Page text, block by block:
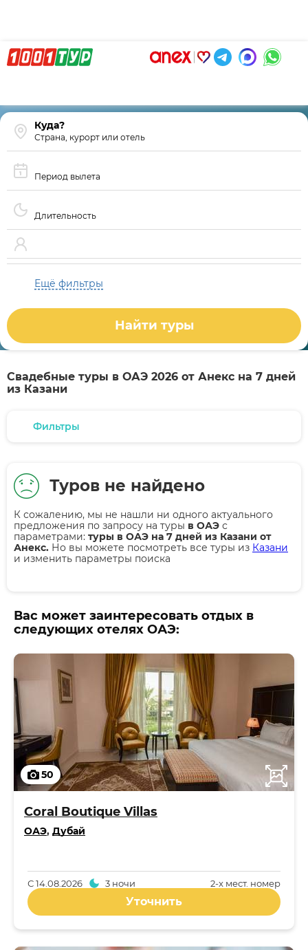
Страна, курорт или отель
Период вылета
Длительность
Ещё фильтры
Найти туры
Свадебные туры в ОАЭ 2026 от Анекс на 7 дней
из Казани
Фильтры
Туров не найдено
К сожалению, мы не нашли ни одного актуального
предложения по запросу на туры в ОАЭ с
параметрами: туры в ОАЭ на 7 дней из Казани от
Анекс. Но вы можете посмотреть все туры из Казани
и изменить параметры поиска
Вас может заинтересовать отдых в
следующих отелях ОАЭ:
50
Coral Boutique Villas
ОАЭ, Дубай
2-x мест. номер
С14.08.2026 3 ночи
Уточнить